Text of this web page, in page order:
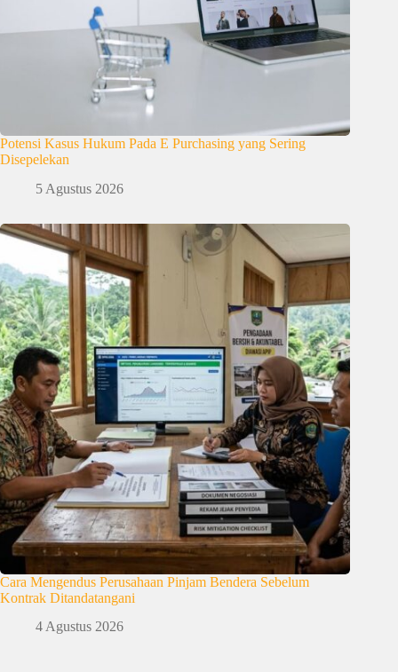
Potensi Kasus Hukum Pada E Purchasing yang Sering
Disepelekan
5 Agustus 2026
Cara Mengendus Perusahaan Pinjam Bendera Sebelum
Kontrak Ditandatangani
4 Agustus 2026